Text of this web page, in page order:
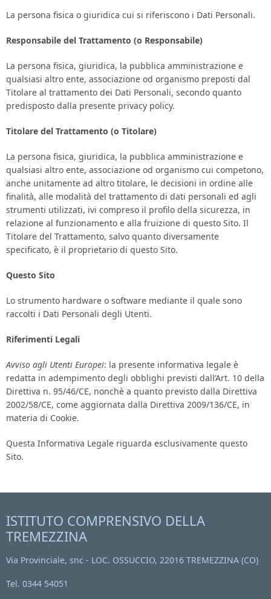
La persona fisica o giuridica cui si riferiscono i Dati Personali.
Responsabile del Trattamento (o Responsabile)
La persona fisica, giuridica, la pubblica amministrazione e
qualsiasi altro ente, associazione od organismo preposti dal
Titolare al trattamento dei Dati Personali, secondo quanto
predisposto dalla presente privacy policy.
Titolare del Trattamento (o Titolare)
La persona fisica, giuridica, la pubblica amministrazione e
qualsiasi altro ente, associazione od organismo cui competono,
anche unitamente ad altro titolare, le decisioni in ordine alle
finalità, alle modalità del trattamento di dati personali ed agli
strumenti utilizzati, ivi compreso il profilo della sicurezza, in
relazione al funzionamento e alla fruizione di questo Sito. Il
Titolare del Trattamento, salvo quanto diversamente
specificato, è il proprietario di questo Sito.
Questo Sito
Lo strumento hardware o software mediante il quale sono
raccolti i Dati Personali degli Utenti.
Riferimenti Legali
Avviso agli Utenti Europei: la presente informativa legale è
redatta in adempimento degli obblighi previsti dall’Art. 10 della
Direttiva n. 95/46/CE, nonchè a quanto previsto dalla Direttiva
2002/58/CE, come aggiornata dalla Direttiva 2009/136/CE, in
materia di Cookie.
Questa Informativa Legale riguarda esclusivamente questo
Sito.
ISTITUTO COMPRENSIVO DELLA
TREMEZZINA
Via Provinciale, snc - LOC. OSSUCCIO, 22016 TREMEZZINA (CO)
Tel. 0344 54051